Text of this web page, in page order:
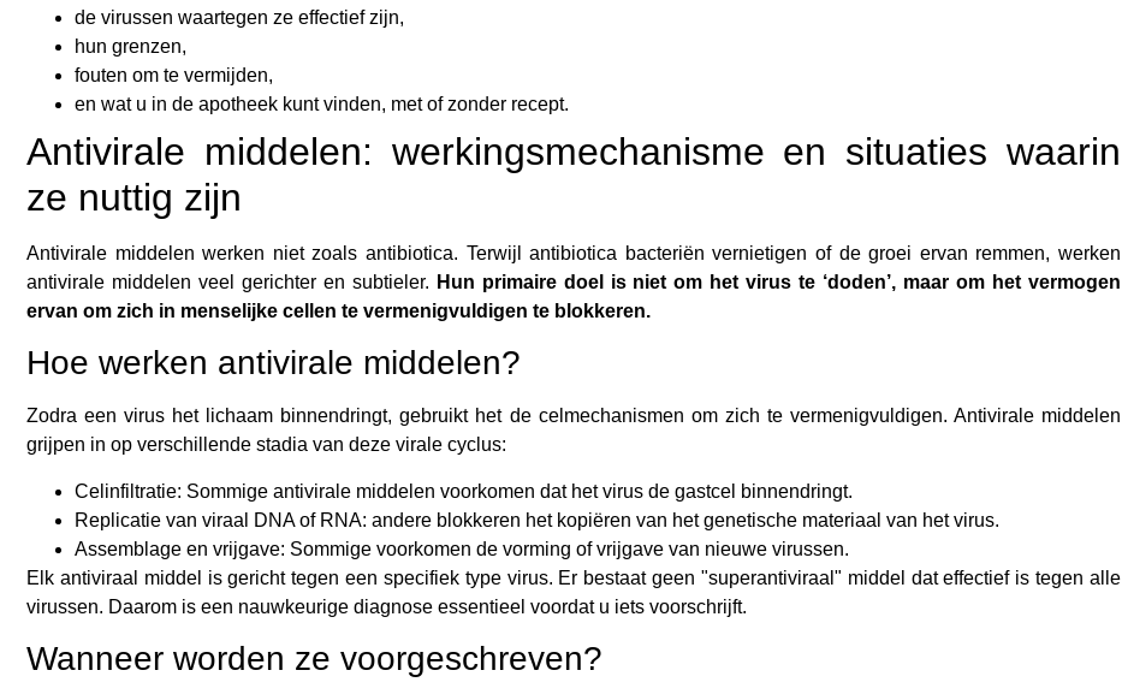
de virussen waartegen ze effectief zijn,
hun grenzen,
fouten om te vermijden,
en wat u in de apotheek kunt vinden, met of zonder recept.
Antivirale middelen: werkingsmechanisme en situaties waarin
ze nuttig zijn
Antivirale middelen werken niet zoals antibiotica. Terwijl antibiotica bacteriën vernietigen of de groei ervan remmen, werken
antivirale middelen veel gerichter en subtieler. Hun primaire doel is niet om het virus te ‘doden’, maar om het vermogen
ervan om zich in menselijke cellen te vermenigvuldigen te blokkeren.
Hoe werken antivirale middelen?
Zodra een virus het lichaam binnendringt, gebruikt het de celmechanismen om zich te vermenigvuldigen. Antivirale middelen
grijpen in op verschillende stadia van deze virale cyclus:
Celinfiltratie: Sommige antivirale middelen voorkomen dat het virus de gastcel binnendringt.
Replicatie van viraal DNA of RNA: andere blokkeren het kopiëren van het genetische materiaal van het virus.
Assemblage en vrijgave: Sommige voorkomen de vorming of vrijgave van nieuwe virussen.
Elk antiviraal middel is gericht tegen een specifiek type virus. Er bestaat geen "superantiviraal" middel dat effectief is tegen alle
virussen. Daarom is een nauwkeurige diagnose essentieel voordat u iets voorschrijft.
Wanneer worden ze voorgeschreven?